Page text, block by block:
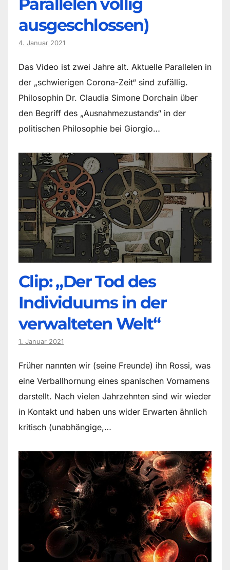
ausgeschlossen)
4. Januar 2021
Das Video ist zwei Jahre alt. Aktuelle Parallelen in
der „schwierigen Corona-Zeit“ sind zufällig.
Philosophin Dr. Claudia Simone Dorchain über
den Begriff des „Ausnahmezustands“ in der
politischen Philosophie bei Giorgio…
Clip: „Der Tod des
Individuums in der
verwalteten Welt“
1. Januar 2021
Früher nannten wir (seine Freunde) ihn Rossi, was
eine Verballhornung eines spanischen Vornamens
darstellt. Nach vielen Jahrzehnten sind wir wieder
in Kontakt und haben uns wider Erwarten ähnlich
kritisch (unabhängige,…